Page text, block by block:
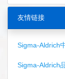
友情链接
Sigma-Aldrich
Sigma-Aldrich